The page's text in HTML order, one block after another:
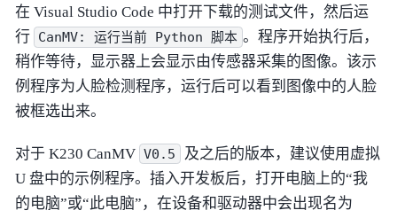
在 Visual Studio Code 中打开下载的测试文件，然后运
行 CanMV: 运行当前 Python 脚本 。程序开始执行后，
稍作等待，显示器上会显示由传感器采集的图像。该示
例程序为人脸检测程序，运行后可以看到图像中的人脸
被框选出来。
对于 K230 CanMV V0.5
及之后的版本，建议使用虚拟
U 盘中的示例程序。插入开发板后，打开电脑上的“我
的电脑”或“此电脑”，在设备和驱动器中会出现名为